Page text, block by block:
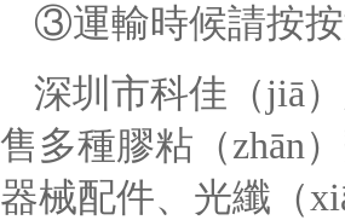
③運輸時候請按
深圳市科佳（jiā
售多種膠粘（zhān
器械配件、光纖（